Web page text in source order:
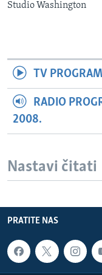
Studio Washington
TV
RADIO
2008.
Nastavi čitati
PRATITE NAS